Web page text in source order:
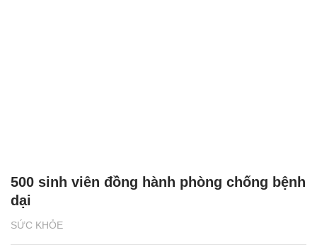
SỨC KHỎE
500 sinh viên đồng hành phòng chống bệnh
dại